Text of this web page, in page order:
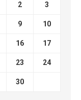
2 3
9 10
16 17
23 24
30